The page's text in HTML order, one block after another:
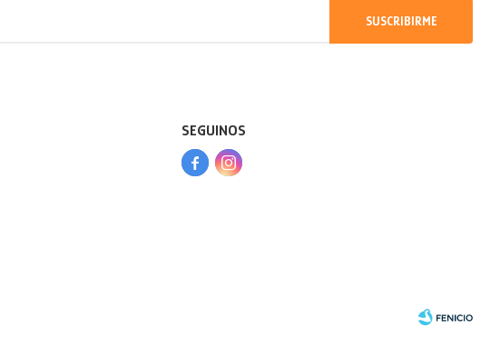
SUSCRIBIRME
SEGUINOS
 